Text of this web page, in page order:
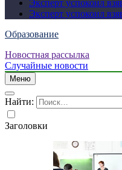
Эксперт успокоил
Эксперт успокоил
Образование
Новостная рассылка
Случайные новости
Меню
Найти:
Заголовки